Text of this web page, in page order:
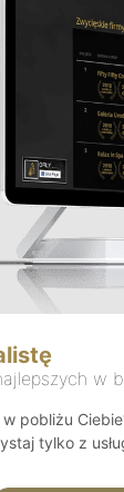
w
pobliżu
tylko z